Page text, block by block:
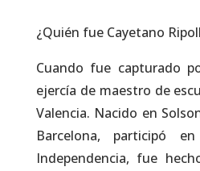
¿Quién fue Cayetano
Cuando fue capturado
ejercía de maestro de
Valencia. Nacido en
Barcelona, participó
Independencia, fue